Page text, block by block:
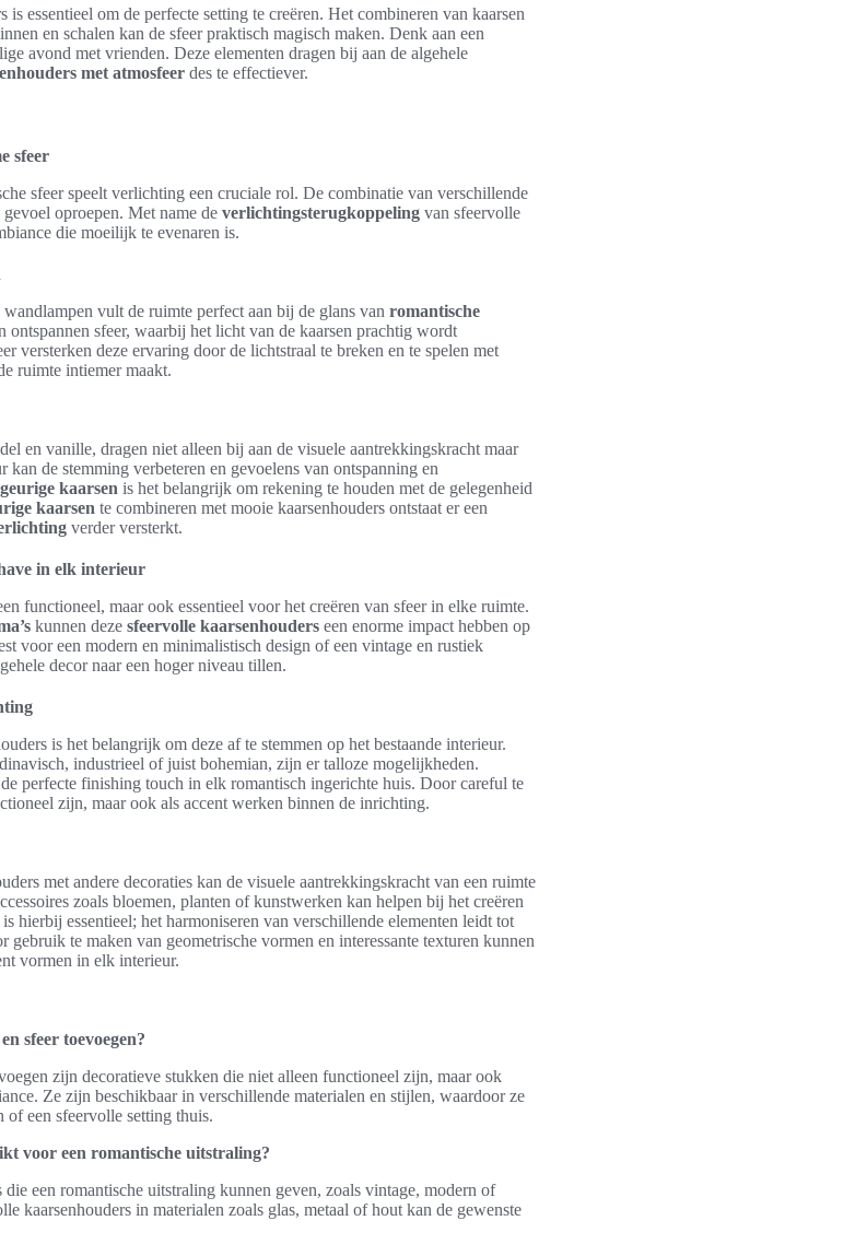
is essentieel om de perfecte setting te creëren. Het combineren van kaarsen
en schalen kan de sfeer praktisch magisch maken. Denk aan een
avond met vrienden. Deze elementen dragen bij aan de algehele
met atmosfeer des te effectiever.
sfeer
sfeer speelt verlichting een cruciale rol. De combinatie van verschillende
oproepen. Met name de verlichtingsterugkoppeling van sfeervolle
die moeilijk te evenaren is.
vult de ruimte perfect aan bij de glans van romantische
sfeer, waarbij het licht van de kaarsen prachtig wordt
versterken deze ervaring door de lichtstraal te breken en te spelen met
ruimte intiemer maakt.
en vanille, dragen niet alleen bij aan de visuele aantrekkingskracht maar
de stemming verbeteren en gevoelens van ontspanning en
geurige kaarsen is het belangrijk om rekening te houden met de gelegenheid
kaarsen te combineren met mooie kaarsenhouders ontstaat er een
verder versterkt.
in elk interieur
functioneel, maar ook essentieel voor het creëren van sfeer in elke ruimte.
kunnen deze sfeervolle kaarsenhouders een enorme impact hebben op
voor een modern en minimalistisch design of een vintage en rustiek
decor naar een hoger niveau tillen.
is het belangrijk om deze af te stemmen op het bestaande interieur.
industrieel of juist bohemian, zijn er talloze mogelijkheden.
perfecte finishing touch in elk romantisch ingerichte huis. Door careful te
zijn, maar ook als accent werken binnen de inrichting.
met andere decoraties kan de visuele aantrekkingskracht van een ruimte
zoals bloemen, planten of kunstwerken kan helpen bij het creëren
hierbij essentieel; het harmoniseren van verschillende elementen leidt tot
gebruik te maken van geometrische vormen en interessante texturen kunnen
vormen in elk interieur.
sfeer toevoegen?
zijn decoratieve stukken die niet alleen functioneel zijn, maar ook
Ze zijn beschikbaar in verschillende materialen en stijlen, waardoor ze
of een sfeervolle setting thuis.
voor een romantische uitstraling?
een romantische uitstraling kunnen geven, zoals vintage, modern of
kaarsenhouders in materialen zoals glas, metaal of hout kan de gewenste